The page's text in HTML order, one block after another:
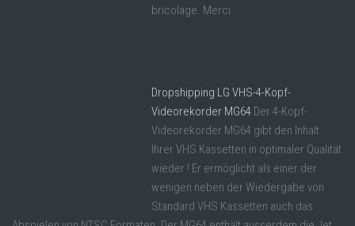
bricolage. Merci
Dropshipping LG VHS-4-Kopf-
Videorekorder MG64 Der 4-Kopf-
Videorekorder MG64 gibt den Inhalt
Ihrer VHS Kassetten in optimaler Qualität
wieder ! Er ermöglicht als einer der
wenigen neben der Wiedergabe von
Standard VHS Kassetten auch das